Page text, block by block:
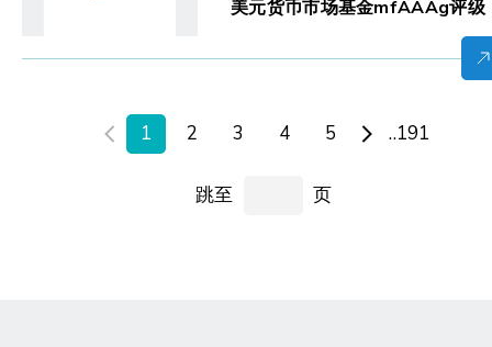
美元货币市场基金mfAAAg评级
1 2 3 4 5 ..191
跳至 页